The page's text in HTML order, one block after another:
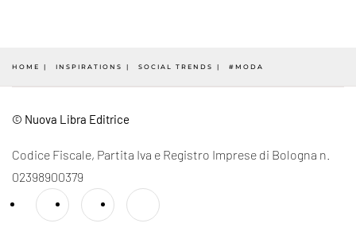
HOME INSPIRATIONS SOCIAL TRENDS #MODA
© Nuova Libra Editrice
Codice Fiscale, Partita Iva e Registro Imprese di Bologna n.
02398900379